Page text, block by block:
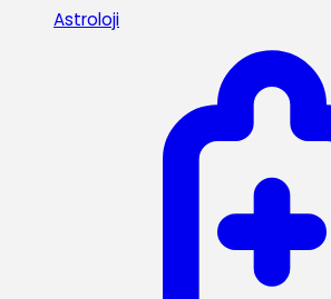
Astroloji